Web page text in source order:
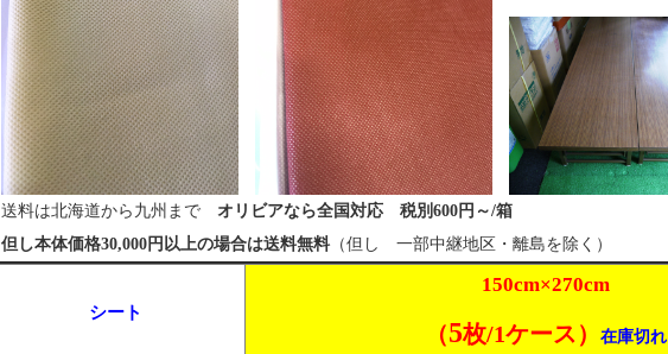
送料は北海道から九州まで オリビアなら全国対応 税別600円～/箱
但し本体価格30,000円以上の場合は送料無料 （但し 一部中継地区・離島を除く）
シート
150cm×270cm
（5枚/1ケース） 在庫切れ